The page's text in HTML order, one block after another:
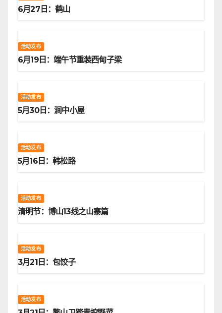
6月27日：鹤山
活动发布
6月19日：端午节重装西甸子梁
活动发布
5月30日：涧中小屋
活动发布
5月16日：韩松路
活动发布
清明节：博山13线之山寨篇
活动发布
3月21日：包饺子
活动发布